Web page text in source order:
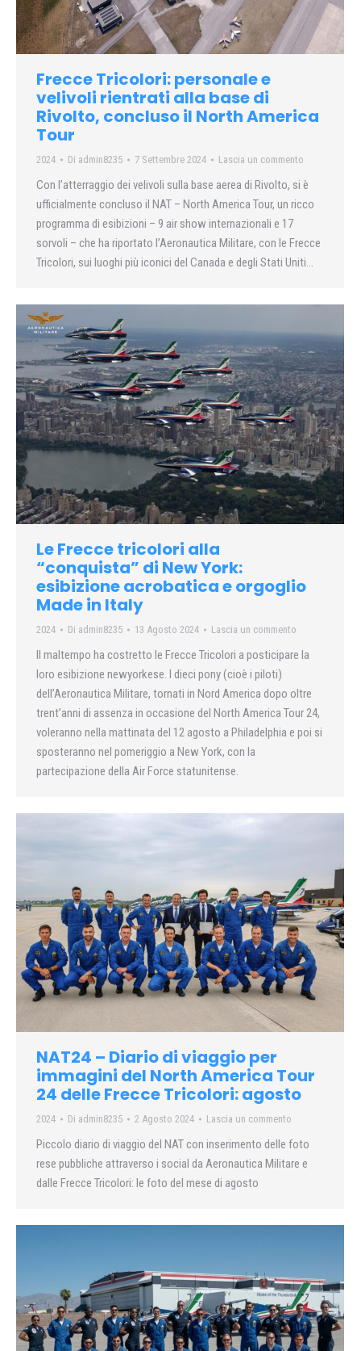
Frecce Tricolori: personale e
velivoli rientrati alla base di
Rivolto, concluso il North America
Tour
2024 Di admin8235 7 Settembre 2024 Lascia un commento
Con l’atterraggio dei velivoli sulla base aerea di Rivolto, si è
ufficialmente concluso il NAT – North America Tour, un ricco
programma di esibizioni – 9 air show internazionali e 17
sorvoli – che ha riportato l’Aeronautica Militare, con le Frecce
Tricolori, sui luoghi più iconici del Canada e degli Stati Uniti…
Le Frecce tricolori alla
“conquista” di New York:
esibizione acrobatica e orgoglio
Made in Italy
2024 Di admin8235 13 Agosto 2024 Lascia un commento
Il maltempo ha costretto le Frecce Tricolori a posticipare la
loro esibizione newyorkese. I dieci pony (cioè i piloti)
dell’Aeronautica Militare, tornati in Nord America dopo oltre
trent’anni di assenza in occasione del North America Tour 24,
voleranno nella mattinata del 12 agosto a Philadelphia e poi si
sposteranno nel pomeriggio a New York, con la
partecipazione della Air Force statunitense.
NAT24 – Diario di viaggio per
immagini del North America Tour
24 delle Frecce Tricolori: agosto
2024 Di admin8235 2 Agosto 2024 Lascia un commento
Piccolo diario di viaggio del NAT con inserimento delle foto
rese pubbliche attraverso i social da Aeronautica Militare e
dalle Frecce Tricolori: le foto del mese di agosto